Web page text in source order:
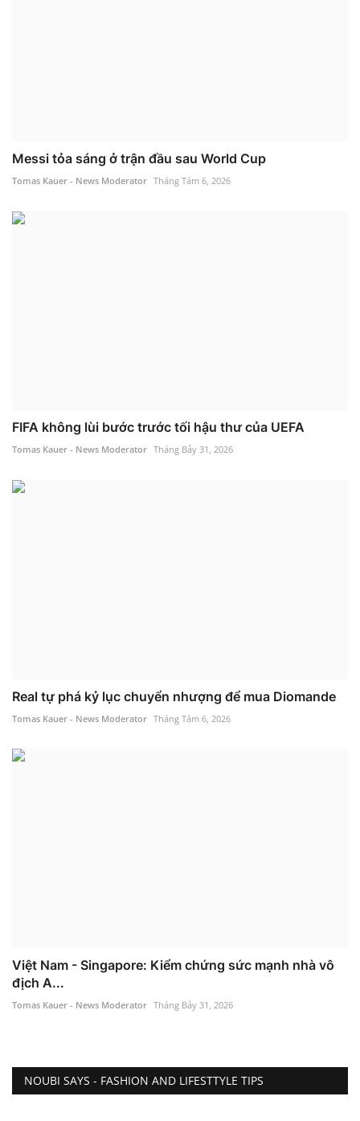
Messi tỏa sáng ở trận đầu sau World Cup
Tomas Kauer - News Moderator Tháng Tám 6, 2026
FIFA không lùi bước trước tối hậu thư của UEFA
Tomas Kauer - News Moderator Tháng Bảy 31, 2026
Real tự phá kỷ lục chuyển nhượng để mua Diomande
Tomas Kauer - News Moderator Tháng Tám 6, 2026
Việt Nam - Singapore: Kiểm chứng sức mạnh nhà vô
địch A...
Tomas Kauer - News Moderator Tháng Bảy 31, 2026
NOUBI SAYS - FASHION AND LIFESTTYLE TIPS